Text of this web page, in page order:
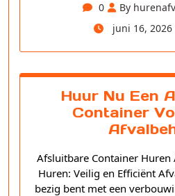
0
By
juni 16, 2026
Huur Nu Een
Container
Afsluitbare Container
Huren: Veilig en Efficiënt
bezig bent met een